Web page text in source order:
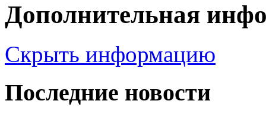
Дополнительная
Скрыть информацию
Последние новости